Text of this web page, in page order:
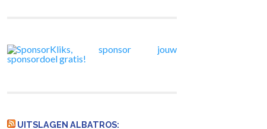
UITSLAGEN ALBATROS: